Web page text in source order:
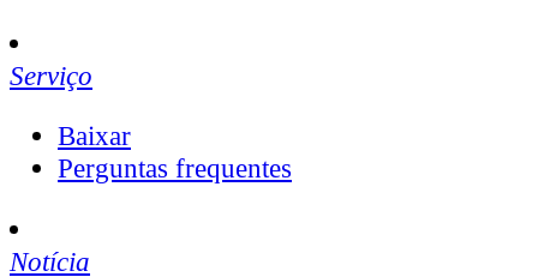
Serviço
Baixar
Perguntas frequentes
Notícia